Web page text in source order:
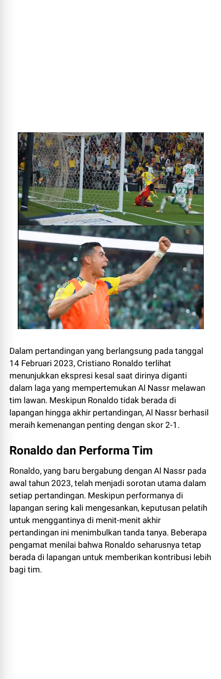
Dalam pertandingan yang berlangsung pada tanggal
14 Februari 2023, Cristiano Ronaldo terlihat
menunjukkan ekspresi kesal saat dirinya diganti
dalam laga yang mempertemukan Al Nassr melawan
tim lawan. Meskipun Ronaldo tidak berada di
lapangan hingga akhir pertandingan, Al Nassr berhasil
meraih kemenangan penting dengan skor 2-1.
Ronaldo dan Performa Tim
Ronaldo, yang baru bergabung dengan Al Nassr pada
awal tahun 2023, telah menjadi sorotan utama dalam
setiap pertandingan. Meskipun performanya di
lapangan sering kali mengesankan, keputusan pelatih
untuk menggantinya di menit-menit akhir
pertandingan ini menimbulkan tanda tanya. Beberapa
pengamat menilai bahwa Ronaldo seharusnya tetap
berada di lapangan untuk memberikan kontribusi lebih
bagi tim.